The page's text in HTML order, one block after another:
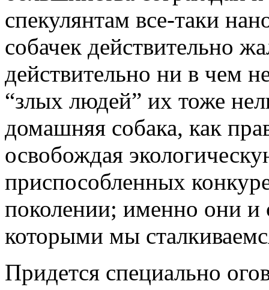
спекулянтам все-таки
собачек действительно
действительно ни в чем
“злых людей” их тоже
домашняя собака, как
освобождая
приспособленных
поколении; именно они и
которыми мы
Придется специально